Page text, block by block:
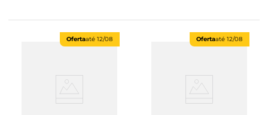
Ofertaaté 12/08 Ofertaaté 12/08